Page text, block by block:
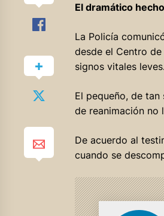
El dramático
La Policía
desde el Centro
signos vitales leves.
El pequeño, de
de reanimación no
De acuerdo al
cuando se